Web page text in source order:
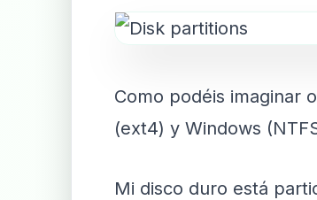
Como podéis imaginar
(ext4) y Windows
Mi disco duro está